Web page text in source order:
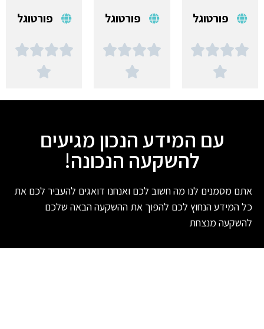
פורטוגל





פורטוגל





פורטוגל





עם המידע הנכון מגיעים
להשקעה הנכונה!
אתם מסמנים לנו מה חשוב לכם ואנחנו דואגים להעביר לכם את
כל המידע הנחוץ לכם להפוך את ההשקעה הבאה שלכם
להשקעה מנצחת